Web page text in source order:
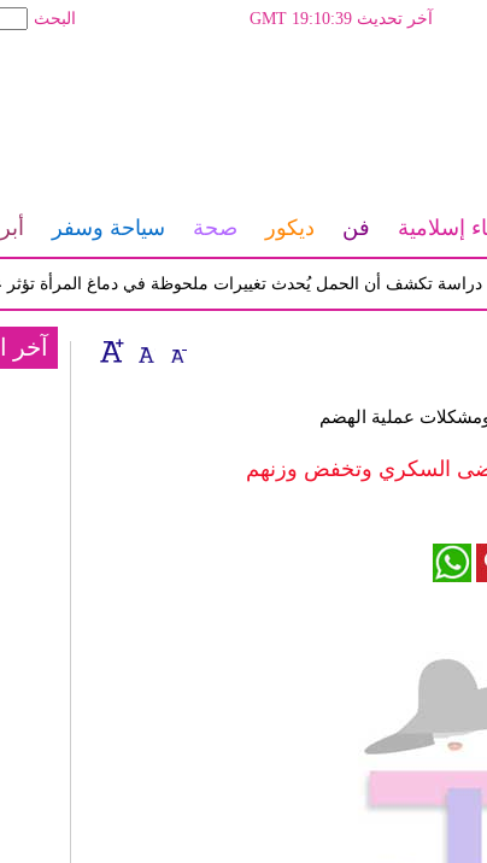
البحث آخر تحديث GMT 19:10:39
إسلامية فن ديكور صحة سياحة وسفر
تكشف أن الحمل يُحدث تغييرات ملحوظة في دماغ المرأة تؤثر على
عملية الهضم
السكري وتخفض وزنهم
آخر